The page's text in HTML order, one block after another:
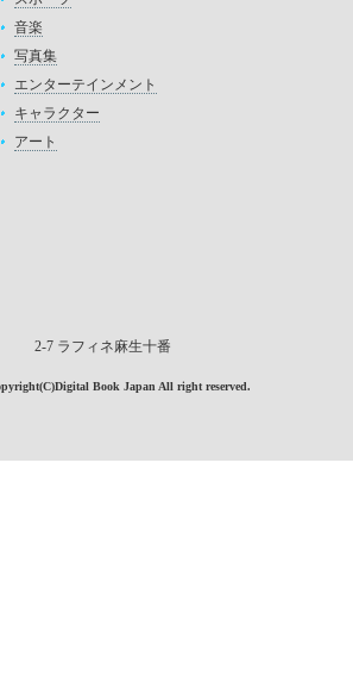
音楽
写真集
エンターテインメント
キャラクター
アート
2-7 ラフィネ麻生十番
Book Japan All right reserved.